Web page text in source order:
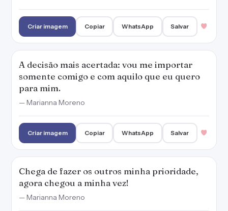
Criar imagem Copiar WhatsApp Salvar
A decisão mais acertada: vou me importar
somente comigo e com aquilo que eu quero
para mim.
— Marianna Moreno
Criar imagem Copiar WhatsApp Salvar
Chega de fazer os outros minha prioridade,
agora chegou a minha vez!
— Marianna Moreno